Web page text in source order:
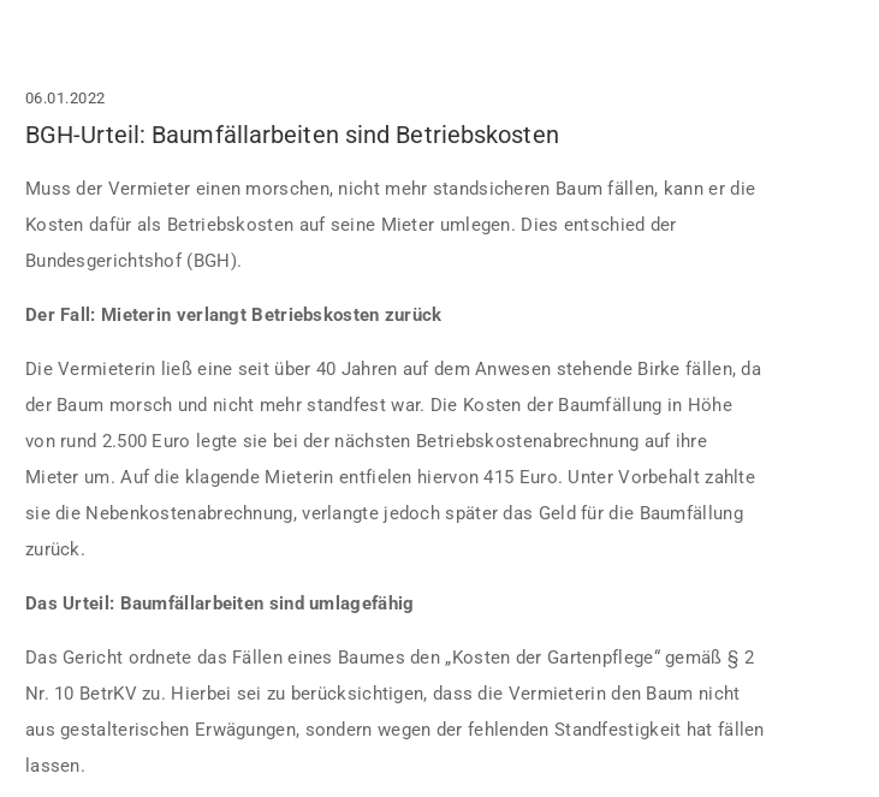
06.01.2022
BGH-Urteil: Baumfällarbeiten sind Betriebskosten
Muss der Vermieter einen morschen, nicht mehr standsicheren Baum fällen, kann er die
Kosten dafür als Betriebskosten auf seine Mieter umlegen. Dies entschied der
Bundesgerichtshof (BGH).
Der Fall: Mieterin verlangt Betriebskosten zurück
Die Vermieterin ließ eine seit über 40 Jahren auf dem Anwesen stehende Birke fällen, da
der Baum morsch und nicht mehr standfest war. Die Kosten der Baumfällung in Höhe
von rund 2.500 Euro legte sie bei der nächsten Betriebskostenabrechnung auf ihre
Mieter um. Auf die klagende Mieterin entfielen hiervon 415 Euro. Unter Vorbehalt zahlte
sie die Nebenkostenabrechnung, verlangte jedoch später das Geld für die Baumfällung
zurück.
Das Urteil: Baumfällarbeiten sind umlagefähig
Das Gericht ordnete das Fällen eines Baumes den „Kosten der Gartenpflege“ gemäß § 2
Nr. 10 BetrKV zu. Hierbei sei zu berücksichtigen, dass die Vermieterin den Baum nicht
aus gestalterischen Erwägungen, sondern wegen der fehlenden Standfestigkeit hat fällen
lassen.